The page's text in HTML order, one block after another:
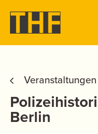
Veranstaltungen
Berlin